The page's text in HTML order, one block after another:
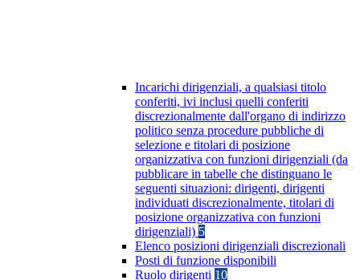
Incarichi dirigenziali, a qualsiasi titolo
conferiti, ivi inclusi quelli conferiti
discrezionalmente dall'organo di indirizzo
politico senza procedure pubbliche di
selezione e titolari di posizione
organizzativa con funzioni dirigenziali (da
pubblicare in tabelle che distinguano le
seguenti situazioni: dirigenti, dirigenti
individuati discrezionalmente, titolari di
posizione organizzativa con funzioni
dirigenziali) 5
Elenco posizioni dirigenziali discrezionali
Posti di funzione disponibili
Ruolo dirigenti 10